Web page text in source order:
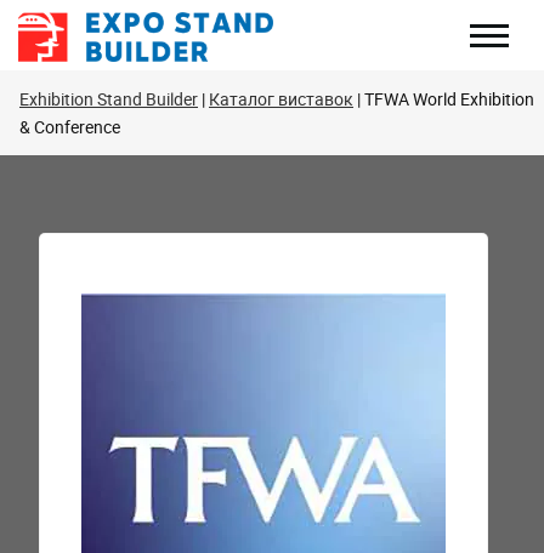
Перейти
Exhibition Stand Builder Каталог виставок TFWA World Exhibition
& Conference